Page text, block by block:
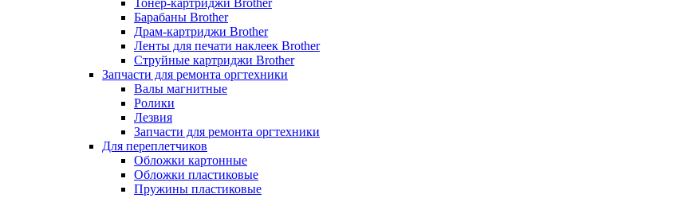
Тонер-картриджи Brother
Барабаны Brother
Драм-картриджи Brother
Ленты для печати наклеек Brother
Струйные картриджи Brother
Запчасти для ремонта оргтехники
Валы магнитные
Ролики
Лезвия
Запчасти для ремонта оргтехники
Для переплетчиков
Обложки картонные
Обложки пластиковые
Пружины пластиковые